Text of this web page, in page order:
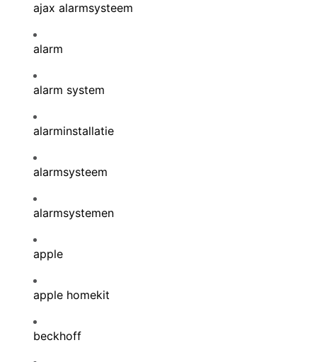
ajax alarmsysteem
alarm
alarm system
alarminstallatie
alarmsysteem
alarmsystemen
apple
apple homekit
beckhoff